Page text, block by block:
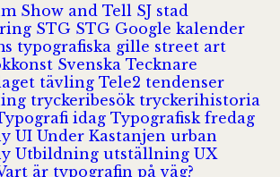
Show and Tell SJ stad
STG STG Google kalender
typografiska gille street art
Svenska Tecknare
tävling Tele2 tendenser
tryckeribesök tryckerihistoria
idag Typografisk fredag
UI Under Kastanjen urban
Utbildning utställning UX
är typografin på väg?